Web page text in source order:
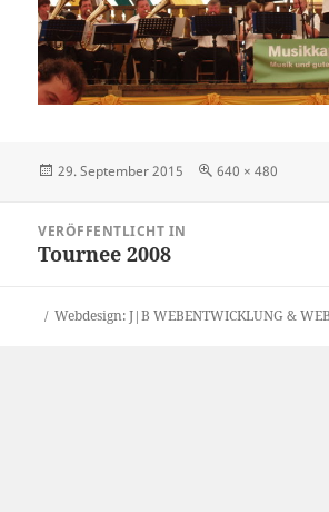
Veröffentlicht
29. September 2015 Originalgröße
640 × 480
VERÖFFENTLICHT IN
Tournee 2008